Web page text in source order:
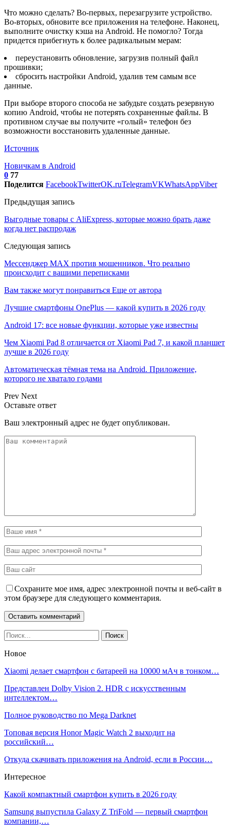
Что можно сделать? Во-первых, перезагрузите устройство.
Во-вторых, обновите все приложения на телефоне. Наконец,
выполните очистку кэша на Android. Не помогло? Тогда
придется прибегнуть к более радикальным мерам:
переустановить обновление, загрузив полный файл
прошивки;
сбросить настройки Android, удалив тем самым все
данные.
При выборе второго способа не забудьте создать резервную
копию Android, чтобы не потерять сохраненные файлы. В
противном случае вы получите «голый» телефон без
возможности восстановить удаленные данные.
Источник
Новичкам в Android
0 77
Поделится FacebookTwitterOK.ruTelegramVKWhatsAppViber
Предыдущая запись
Выгодные товары с AliExpress, которые можно брать даже
когда нет распродаж
Следующая запись
Мессенджер MAX против мошенников. Что реально
происходит с вашими переписками
Вам также могут понравиться Еще от автора
Лучшие смартфоны OnePlus — какой купить в 2026 году
Android 17: все новые функции, которые уже известны
Чем Xiaomi Pad 8 отличается от Xiaomi Pad 7, и какой планшет
лучше в 2026 году
Автоматическая тёмная тема на Android. Приложение,
которого не хватало годами
Prev Next
Оставьте ответ
Ваш электронный адрес не будет опубликован.
Сохраните мое имя, адрес электронной почты и веб-сайт в
этом браузере для следующего комментария.
Новое
Xiaomi делает смартфон с батареей на 10000 мАч в тонком…
Представлен Dolby Vision 2. HDR с искусственным
интеллектом…
Полное руководство по Mega Darknet
Топовая версия Honor Magic Watch 2 выходит на
российский…
Откуда скачивать приложения на Android, если в России…
Интересное
Какой компактный смартфон купить в 2026 году
Samsung выпустила Galaxy Z TriFold — первый смартфон
компании,…